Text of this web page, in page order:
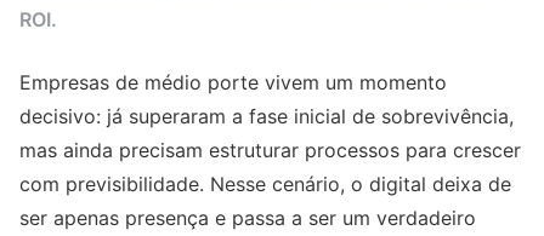
ROI.
Empresas de médio porte vivem um momento
decisivo: já superaram a fase inicial de sobrevivência,
mas ainda precisam estruturar processos para crescer
com previsibilidade. Nesse cenário, o digital deixa de
ser apenas presença e passa a ser um verdadeiro